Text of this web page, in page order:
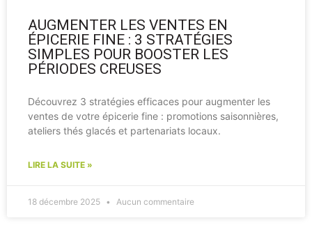
AUGMENTER LES VENTES EN
ÉPICERIE FINE : 3 STRATÉGIES
SIMPLES POUR BOOSTER LES
PÉRIODES CREUSES
Découvrez 3 stratégies efficaces pour augmenter les
ventes de votre épicerie fine : promotions saisonnières,
ateliers thés glacés et partenariats locaux.
LIRE LA SUITE »
18 décembre 2025 Aucun commentaire